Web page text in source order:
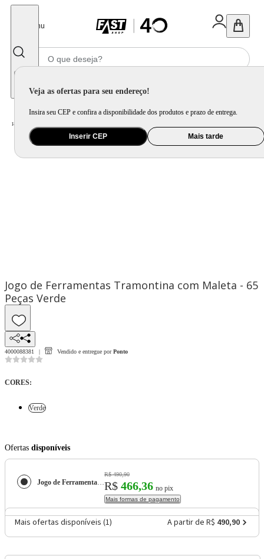
Menu
Veja as ofertas para seu endereço!
Insira seu CEP e confira a disponibilidade dos produtos e prazo de entrega.
Inserir CEP Mais tarde
Home
Jogo de Ferramentas Tramontina com Maleta - 65
Peças Verde
4000088381 Vendido e entregue por Ponto
CORES:
Verde
Ofertas disponíveis
Jogo de Ferramentas Tramontina com Maleta - 65 Peças
R$ 490,90
R$ 466,36 no pix
Mais formas de pagamento
Mais ofertas disponíveis (1) A partir de R$ 490,90